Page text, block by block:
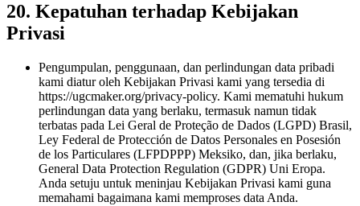
20. Kepatuhan terhadap Kebijakan
Privasi
Pengumpulan, penggunaan, dan perlindungan data pribadi
kami diatur oleh Kebijakan Privasi kami yang tersedia di
https://ugcmaker.org/privacy-policy. Kami mematuhi hukum
perlindungan data yang berlaku, termasuk namun tidak
terbatas pada Lei Geral de Proteção de Dados (LGPD) Brasil,
Ley Federal de Protección de Datos Personales en Posesión
de los Particulares (LFPDPPP) Meksiko, dan, jika berlaku,
General Data Protection Regulation (GDPR) Uni Eropa.
Anda setuju untuk meninjau Kebijakan Privasi kami guna
memahami bagaimana kami memproses data Anda.